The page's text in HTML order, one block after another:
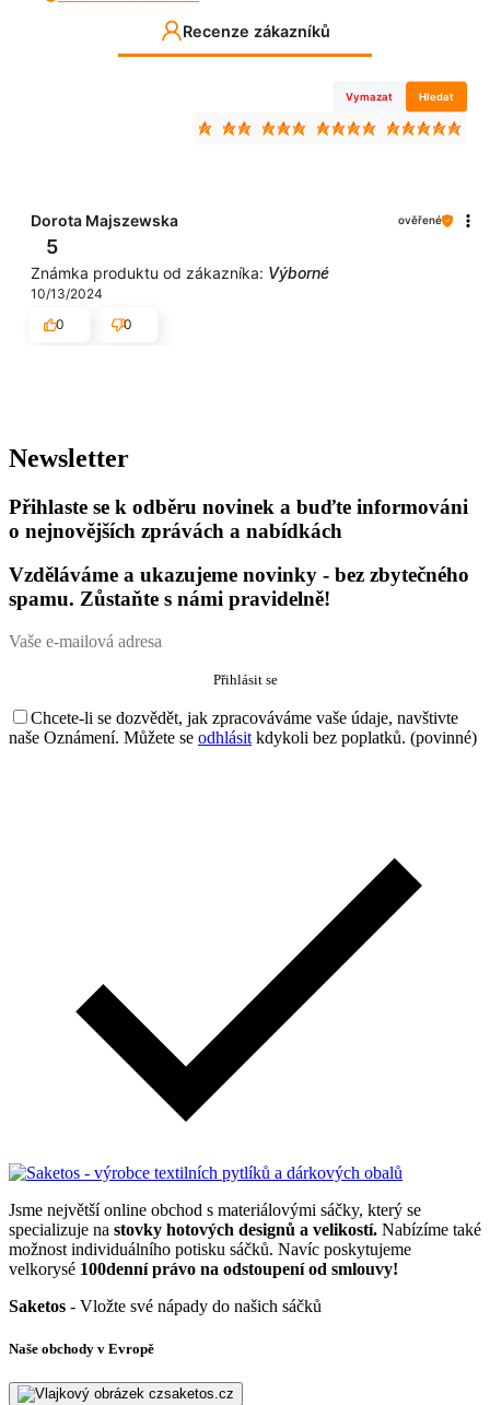
Recenze zákazníků
Vymazat Hledat
Dorota Majszewska ověřené
5
Známka produktu od zákazníka: Výborné
10/13/2024
0
0
Newsletter
Přihlaste se k odběru novinek a buďte informováni
o nejnovějších zprávách a nabídkách
Vzděláváme a ukazujeme novinky - bez zbytečného
spamu. Zůstaňte s námi pravidelně!
Chcete-li se dozvědět, jak zpracováváme vaše údaje, navštivte
naše Oznámení. Můžete se odhlásit kdykoli bez poplatků. (povinné)
Jsme největší online obchod s materiálovými sáčky, který se
specializuje na stovky hotových designů a velikostí. Nabízíme také
možnost individuálního potisku sáčků. Navíc poskytujeme
velkorysé 100denní právo na odstoupení od smlouvy!
Saketos - Vložte své nápady do našich sáčků
Naše obchody v Evropě
saketos.cz